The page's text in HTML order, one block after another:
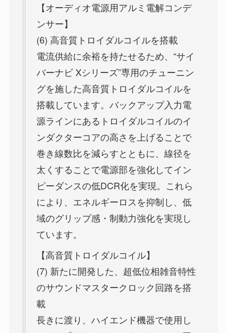
【オーディオ電源用アルミ電解コンデ
ンサー】
(6) 高音質トロイダルコイルを搭載
電流供給に余裕を持たせるため、“サイ
バーナビ Xシリーズ”専用のチューニン
グを施した高音質トロイダルコイルを
搭載しています。バックアップ入力電
源ラインにあるトロイダルコイルのイ
ンダクターコアの高さを上げることで
巻き線数比を減らすとともに、線径を
太くすることで電源部を強化してイン
ピーダンスの低DCR化を実現。これら
により、エネルギーロスを抑制し、低
域のグリップ感・制動力強化を実現し
ています。
【高音質トロイダルコイル】
(7) 新たに開発した、超低位相雑音特性
のサウンドマスタークロック回路を搭
載
長きに渡り、ハイエンド機器で使用し